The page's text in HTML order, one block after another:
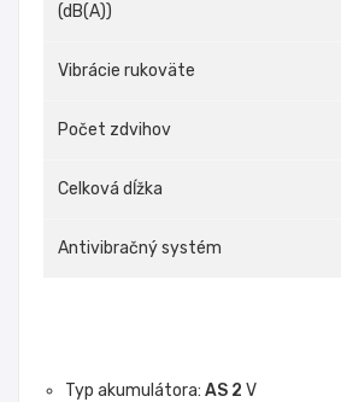
(dB(A))
Vibrácie rukoväte
Počet zdvihov
Celková dĺžka
Antivibračný systém
Typ akumulátora: AS 2 V